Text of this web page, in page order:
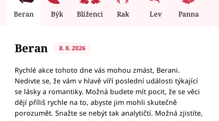
Beran Býk Blíženci Rak Lev Panna
Beran 8. 8. 2026
Rychlé akce tohoto dne vás mohou zmást, Berani.
Nedivte se, že vám v hlavě víří poslední události týkající
se lásky a romantiky. Možná budete mít pocit, že se věci
dějí příliš rychle na to, abyste jim mohli skutečně
porozumět. Snažte se nebýt tak analytičtí. Možná zjistíte,